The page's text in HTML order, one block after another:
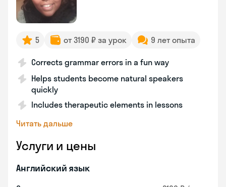
5 от 3190 ₽ за урок 9 лет опыта
Corrects grammar errors in a fun way
Helps students become natural speakers
quickly
Includes therapeutic elements in lessons
Читать дальше
Услуги и цены
Английский язык